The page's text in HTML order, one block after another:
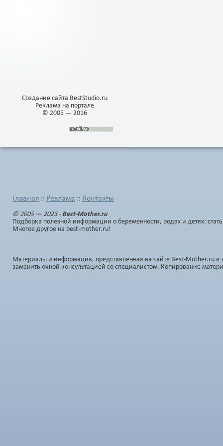
Создание сайта BestStudio.ru
Реклама на портале
© 2005 — 2016
Главная :: Реклама :: Контакты
© 2005 — 2023 - Best-Mother.ru
Подборка полезной информации о беременности, родах и детях:
Многое другое на best-mother.ru!
Материалы и информация, представленная на сайте Best-Mother.ru
заменить очной консультацией со специалистом. Копирование